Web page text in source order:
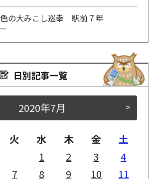
の大みこし巡幸 駅前７年
日別記事一覧
>
2020年7月
火 水 木 金
土
1
2 3
4
7 8 9 10
11